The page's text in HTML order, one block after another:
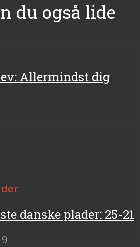
du også lide
Allermindst dig
danske plader: 25-21